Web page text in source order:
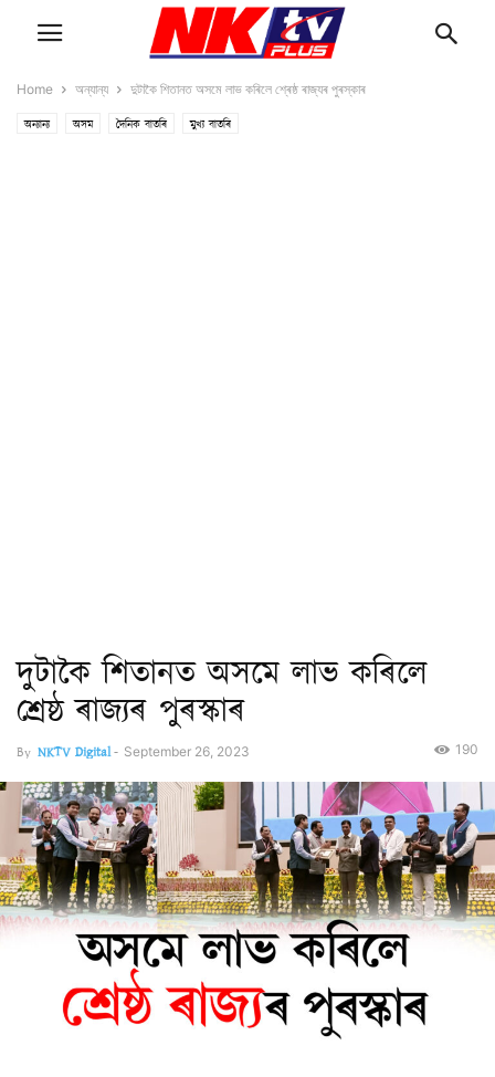
Home অন্যান্য দুটাকৈ শিতানত অসমে লাভ কৰিলে শ্ৰেষ্ঠ ৰাজ্যৰ পুৰস্কাৰ
অন্যান্য অসম দৈনিক বাতৰি মুখ্য বাতৰি
দুটাকৈ শিতানত অসমে লাভ কৰিলে
শ্ৰেষ্ঠ ৰাজ্যৰ পুৰস্কাৰ
By NKTV Digital- September 26, 2023 190